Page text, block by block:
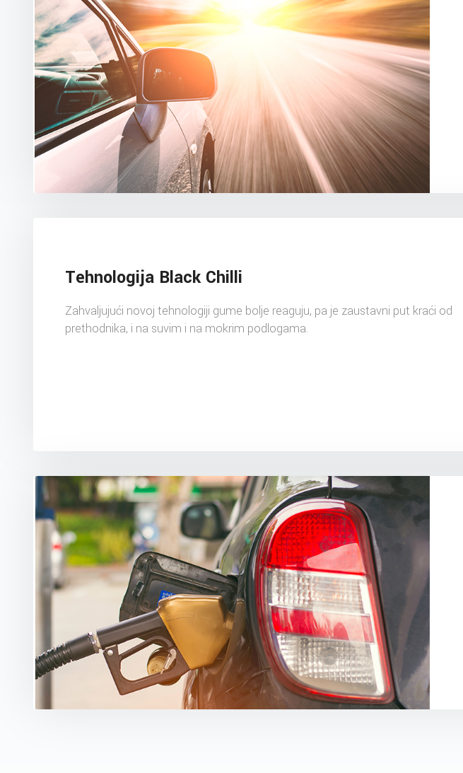
Tehnologija Black Chilli
Zahvaljujući novoj tehnologiji gume bolje reaguju, pa je zaustavni put kraći od
prethodnika, i na suvim i na mokrim podlogama.